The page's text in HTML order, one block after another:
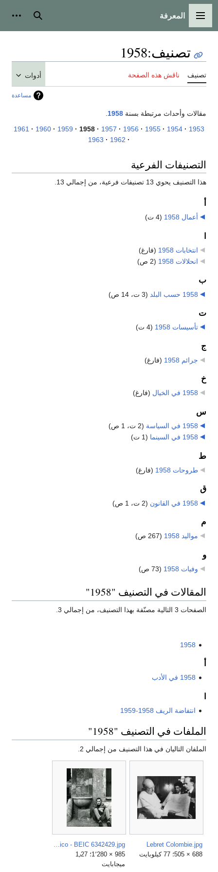
القائمة الرئيسية
المعرفة بحث
تصنيف:
1958
تصنيف ناقش هذه الصفحة أدوات
مساعدة
مقالات وأحداث مرتبطة بسنة 1958
1953
1954
1955
1956
1957
1958
1959
1960
1961
1962
1963
التصنيفات الفرعية
هذا التصنيف يحوي 13 تصنيفات فرعية، من إجمالي 13.
أعمال 1958 (4 ت)
انتخابات 1958
(فارغ)
انحلالات 1958
(2 ص)
ب
1958 حسب البلد (3 ت، 14 ص)
ت
تأسيسات 1958 (4 ت)
ج
جرائم 1958 (فارغ)
خ
1958 في الخيال (فارغ)
س
1958 في السياسة
(2 ت، 1 ص)
1958 في السينما
(1 ت)
ط
طروحات 1958 (فارغ)
ق
1958 في القانون (2 ت، 1 ص)
م
مواليد 1958 (267 ص)
و
وفيات 1958 (73 ص)
المقالات في التصنيف "1958"
الصفحات 3 التالية مصنّفة بهذا التصنيف، من إجمالي 3.
1958
1958 في الأدب
انتفاضة الريف 1958-1959
الملفات في التصنيف "1958"
الملفان التاليان في هذا التصنيف من إجمالي 2.
Lebret Colombie.jpg
688 × 505؛ 77 كيلوبايت
985 × 1٬280؛ 1٫27
ميجابايت